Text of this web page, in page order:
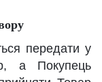
передати у
а Покупець